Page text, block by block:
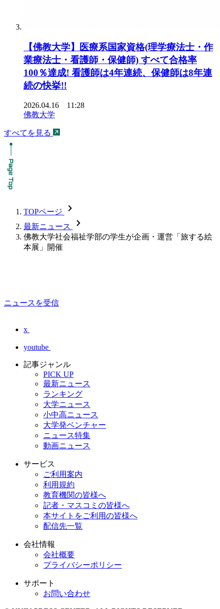
【佛教大学】医療系国家資格(理学療法士・作
業療法士・看護師・保健師) すべて合格率
100％達成! 看護師は4年連続、保健師は8年連
続の快挙!!
2026.04.16 11:28
佛教大学
すべてを見る
TOPページ chevron_forward
最新ニュース chevron_forward
佛教大学社会福祉学部の学生が企画・運営「旅する絵
本展」開催
ニュースを受信
x
youtube
記事ジャンル
PICK UP
最新ニュース
ランキング
大学ニュース
小中高ニュース
大学発ベンチャー
ニュース特集
動画ニュース
サービス
ご利用案内
利用規約
教育機関の皆様へ
記者・マスコミの皆様へ
本サイトをご利用の皆様へ
配信先一覧
会社情報
会社概要
プライバシーポリシー
サポート
お問い合わせ